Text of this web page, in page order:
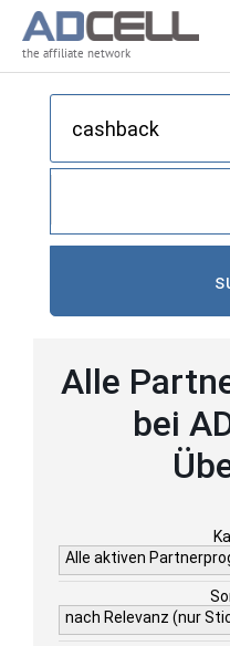
the affiliate network
Alle
bei
Alle aktiven
nach Relevanz (nur